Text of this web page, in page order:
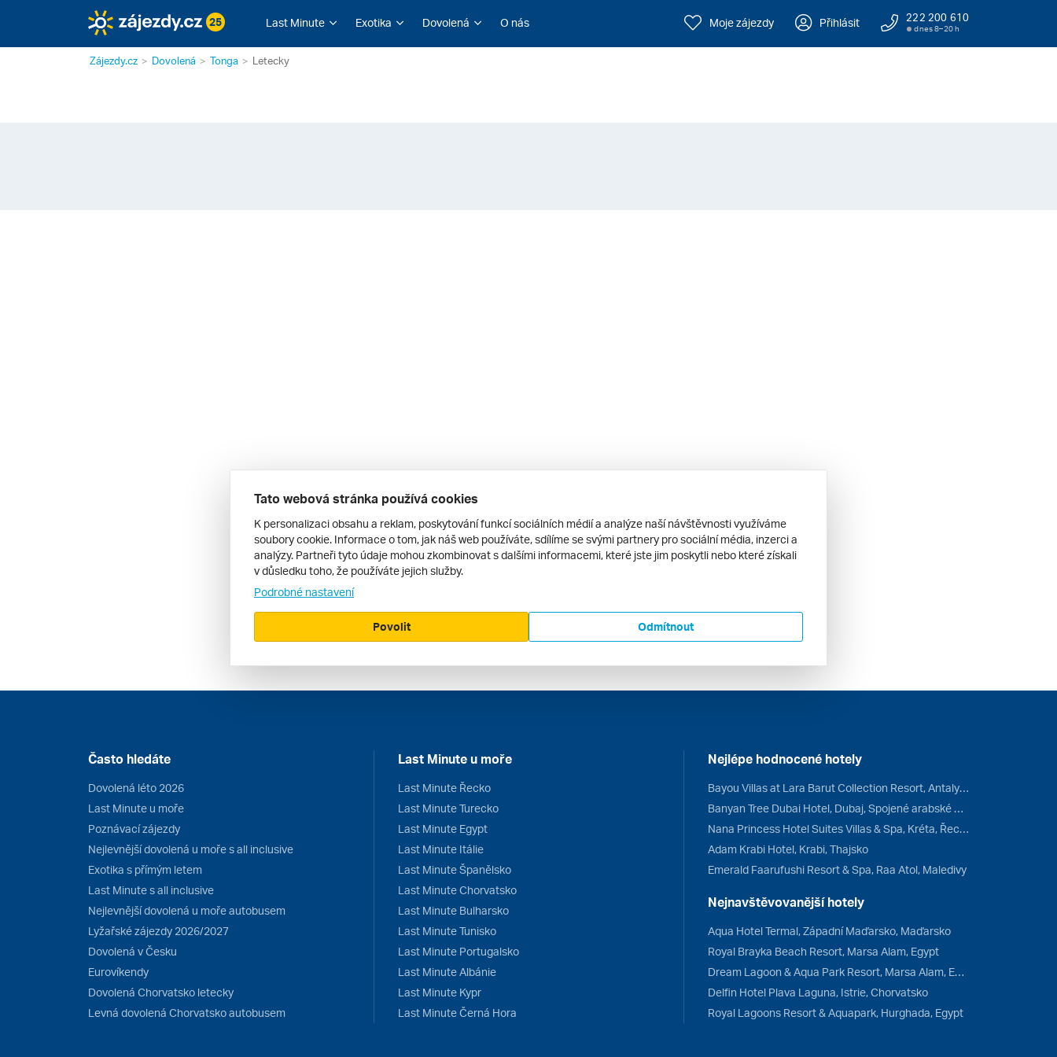
25 Last Minute Exotika Dovolená O nás Moje zájezdy Přihlásit 222 200 610
dnes 8–20 h
Zájezdy.cz Dovolená Tonga Letecky
Často hledáte
Dovolená léto 2026
Last Minute u moře
Poznávací zájezdy
Nejlevnější dovolená u moře s all inclusive
Exotika s přímým letem
Last Minute s all inclusive
Nejlevnější dovolená u moře autobusem
Lyžařské zájezdy 2026/2027
Dovolená v Česku
Eurovíkendy
Dovolená Chorvatsko letecky
Levná dovolená Chorvatsko autobusem
Last Minute u moře
Last Minute Řecko
Last Minute Turecko
Last Minute Egypt
Last Minute Itálie
Last Minute Španělsko
Last Minute Chorvatsko
Last Minute Bulharsko
Last Minute Tunisko
Last Minute Portugalsko
Last Minute Albánie
Last Minute Kypr
Last Minute Černá Hora
Nejlépe hodnocené hotely
Bayou Villas at Lara Barut Collection Resort, Antalya, Turecko
Banyan Tree Dubai Hotel, Dubaj, Spojené arabské emiráty
Nana Princess Hotel Suites Villas & Spa, Kréta, Řecko
Adam Krabi Hotel, Krabi, Thajsko
Emerald Faarufushi Resort & Spa, Raa Atol, Maledivy
Nejnavštěvovanější hotely
Aqua Hotel Termal, Západní Maďarsko, Maďarsko
Royal Brayka Beach Resort, Marsa Alam, Egypt
Dream Lagoon & Aqua Park Resort, Marsa Alam, Egypt
Delfin Hotel Plava Laguna, Istrie, Chorvatsko
Royal Lagoons Resort & Aquapark, Hurghada, Egypt
Tato webová stránka používá cookies
K personalizaci obsahu a reklam, poskytování funkcí sociálních médií a analýze naší návštěvnosti využíváme
soubory cookie. Informace o tom, jak náš web používáte, sdílíme se svými partnery pro sociální média, inzerci a
analýzy. Partneři tyto údaje mohou zkombinovat s dalšími informacemi, které jste jim poskytli nebo které získali
v důsledku toho, že používáte jejich služby.
Podrobné nastavení
Odmítnout
Povolit